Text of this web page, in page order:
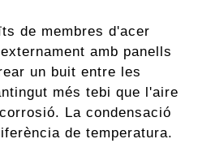
de membres d'acer
amb panells
un buit entre les
més tebi que l'aire
La condensació
de temperatura.